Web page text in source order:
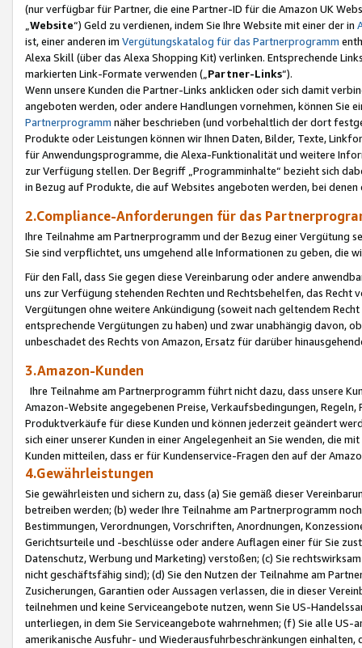
(nur verfügbar für Partner, die eine Partner-ID für die Amazon UK
Website“) Geld zu verdienen, indem Sie Ihre Website mit einer der in
ist, einer anderen im Vergütungskatalog für das Partnerprogramm
Alexa Skill (über das Alexa Shopping Kit) verlinken. Entsprechende
markierten Link-Formate verwenden („ Partner-Links“).
Wenn unsere Kunden die Partner-Links anklicken oder sich damit
angeboten werden, oder andere Handlungen vornehmen, können Sie
Partnerprogramm näher beschrieben (und vorbehaltlich der dort
Produkte oder Leistungen können wir Ihnen Daten, Bilder, Texte,
für Anwendungsprogramme, die Alexa-Funktionalität und weitere
zur Verfügung stellen. Der Begriff „Programminhalte“ bezieht sich
in Bezug auf Produkte, die auf Websites angeboten werden, bei
2.Compliance-Anforderungen für das
Ihre Teilnahme am Partnerprogramm und der Bezug einer Vergütung
Sie sind verpflichtet, uns umgehend alle Informationen zu geben, die
Für den Fall, dass Sie gegen diese Vereinbarung oder andere
uns zur Verfügung stehenden Rechten und Rechtsbehelfen, das
Vergütungen ohne weitere Ankündigung (soweit nach geltendem
entsprechende Vergütungen zu haben) und zwar unabhängig davon,
unbeschadet des Rechts von Amazon, Ersatz für darüber
3.Amazon-Kunden
Ihre Teilnahme am Partnerprogramm führt nicht dazu, dass unsere
Amazon-Website angegebenen Preise, Verkaufsbedingungen,
Produktverkäufe für diese Kunden und können jederzeit geändert
sich einer unserer Kunden in einer Angelegenheit an Sie wenden, die
Kunden mitteilen, dass er für Kundenservice-Fragen den auf der
4.Gewährleistungen
Sie gewährleisten und sichern zu, dass (a) Sie gemäß dieser
betreiben werden; (b) weder Ihre Teilnahme am Partnerprogramm
Bestimmungen, Verordnungen, Vorschriften, Anordnungen,
Gerichtsurteile und -beschlüsse oder andere Auflagen einer für Sie
Datenschutz, Werbung und Marketing) verstoßen; (c) Sie
nicht geschäftsfähig sind); (d) Sie den Nutzen der Teilnahme am
Zusicherungen, Garantien oder Aussagen verlassen, die in dieser
teilnehmen und keine Serviceangebote nutzen, wenn Sie US-
unterliegen, in dem Sie Serviceangebote wahrnehmen; (f) Sie alle
amerikanische Ausfuhr- und Wiederausfuhrbeschränkungen